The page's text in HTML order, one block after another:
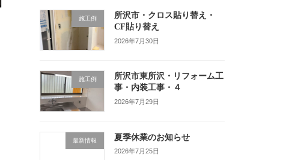
施工例
所沢市・クロス貼り替え・
CF貼り替え
2026年7月30日
施工例
所沢市東所沢・リフォーム工
事・内装工事・４
2026年7月29日
最新情報 夏季休業のお知らせ
2026年7月25日